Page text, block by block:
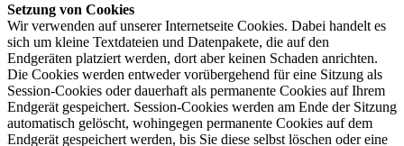
Setzung von Cookies
Wir verwenden auf unserer Internetseite Cookies. Dabei handelt es
sich um kleine Textdateien und Datenpakete, die auf den
Endgeräten platziert werden, dort aber keinen Schaden anrichten.
Die Cookies werden entweder vorübergehend für eine Sitzung als
Session-Cookies oder dauerhaft als permanente Cookies auf Ihrem
Endgerät gespeichert. Session-Cookies werden am Ende der Sitzung
automatisch gelöscht, wohingegen permanente Cookies auf dem
Endgerät gespeichert werden, bis Sie diese selbst löschen oder eine